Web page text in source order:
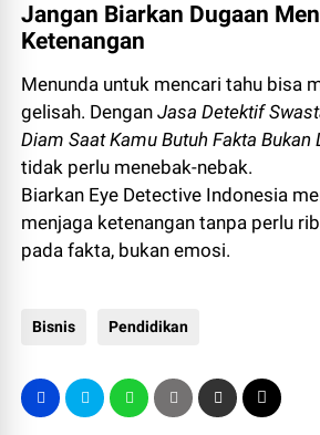
Jangan Biarkan Dugaan
Ketenangan
Menunda untuk mencari tahu bisa
gelisah. DenganJasa Detektif
Diam Saat Kamu Butuh Fakta Bukan
tidak perlu menebak-nebak.
Biarkan Eye Detective Indonesia
menjaga ketenangan tanpa perlu
pada fakta, bukan emosi.
Bisnis Pendidikan